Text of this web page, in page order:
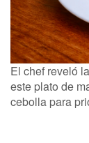
El chef reveló
este plato de
cebolla para